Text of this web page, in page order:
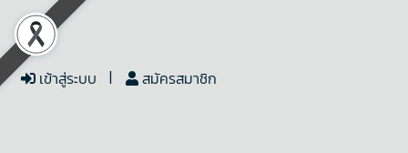
เข้าสู่ระบบ สมัครสมาชิก